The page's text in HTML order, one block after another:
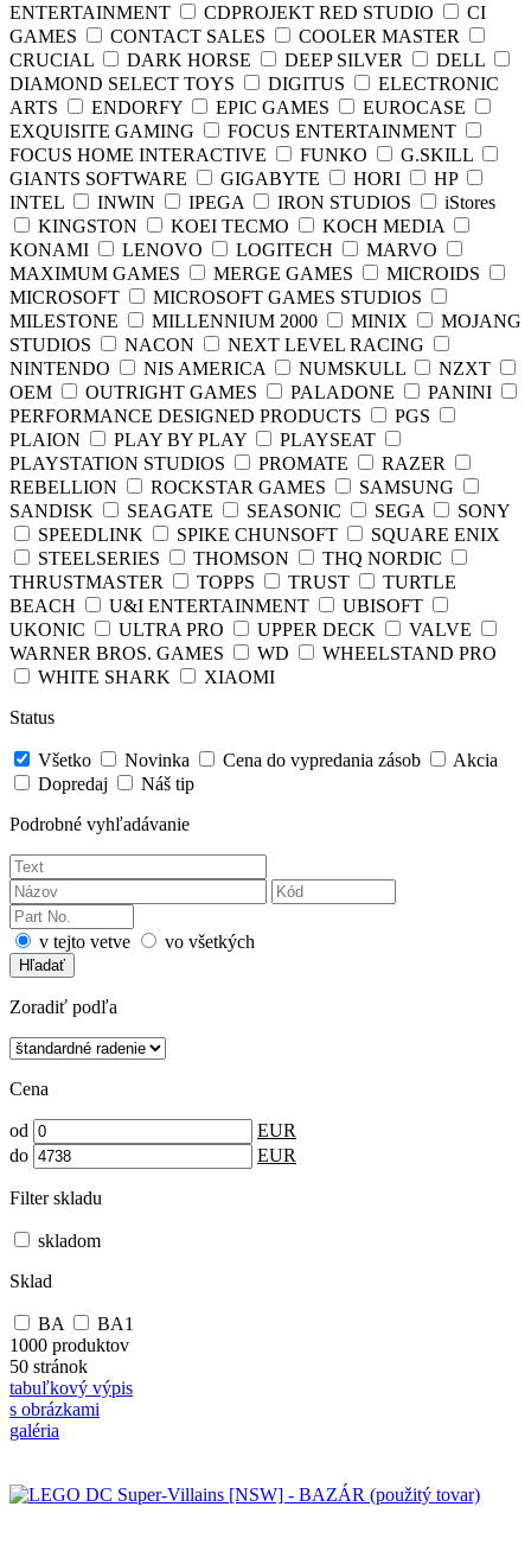
ENTERTAINMENT
CDPROJEKT RED STUDIO
CI
GAMES
CONTACT SALES
COOLER MASTER
CRUCIAL
DARK HORSE DEEP SILVER
DELL
DIAMOND SELECT TOYS
DIGITUS
ELECTRONIC
ARTS
ENDORFY EPIC GAMES
EUROCASE
EXQUISITE GAMING
FOCUS ENTERTAINMENT
FOCUS HOME INTERACTIVE
FUNKO
G.SKILL
GIANTS SOFTWARE
GIGABYTE HORI
HP
INTEL
INWIN IPEGA IRON STUDIOS
iStores
KINGSTON
KOEI TECMO
KOCH MEDIA
KONAMI
LENOVO LOGITECH
MARVO
MAXIMUM GAMES
MERGE GAMES
MICROIDS
MICROSOFT
MICROSOFT GAMES STUDIOS
MILESTONE
MILLENNIUM 2000 MINIX
MOJANG
STUDIOS
NACON
NEXT LEVEL RACING
NINTENDO
NIS AMERICA NUMSKULL
NZXT
OEM
OUTRIGHT GAMES PALADONE
PANINI
PERFORMANCE DESIGNED PRODUCTS
PGS
PLAION
PLAY BY PLAY
PLAYSEAT
PLAYSTATION STUDIOS
PROMATE
RAZER
REBELLION
ROCKSTAR GAMES
SAMSUNG
SANDISK
SEAGATE SEASONIC SEGA
SONY
SPEEDLINK
SPIKE CHUNSOFT
SQUARE ENIX
STEELSERIES
THOMSON
THQ NORDIC
THRUSTMASTER
TOPPS TRUST
TURTLE
BEACH
U&I ENTERTAINMENT
UBISOFT
UKONIC
ULTRA PRO UPPER DECK
VALVE
WARNER BROS. GAMES
WD
WHEELSTAND PRO
WHITE SHARK
XIAOMI
Status
Všetko Novinka Cena do vypredania zásob
Akcia
Dopredaj
Náš tip
Podrobné vyhľadávanie
v tejto vetve vo všetkých
Hľadať
Zoradiť podľa
Cena
od
EUR
do
EUR
Filter skladu
skladom
Sklad
BA
BA1
1000 produktov
50 stránok
tabuľkový výpis
s obrázkami
galéria